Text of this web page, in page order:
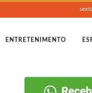
ENTRETENIMENTO